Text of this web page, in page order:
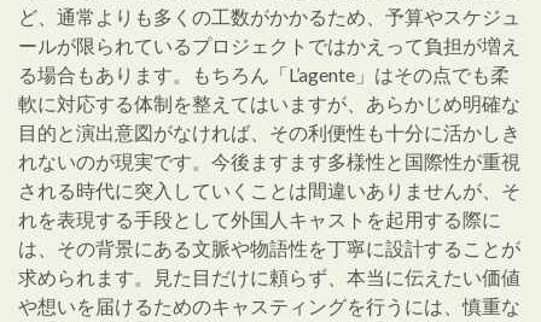
ど、通常よりも多くの工数がかかるため、予算やスケジュ
ールが限られているプロジェクトではかえって負担が増え
る場合もあります。もちろん「L’agente」はその点でも柔
軟に対応する体制を整えてはいますが、あらかじめ明確な
目的と演出意図がなければ、その利便性も十分に活かしき
れないのが現実です。今後ますます多様性と国際性が重視
される時代に突入していくことは間違いありませんが、そ
れを表現する手段として外国人キャストを起用する際に
は、その背景にある文脈や物語性を丁寧に設計することが
求められます。見た目だけに頼らず、本当に伝えたい価値
や想いを届けるためのキャスティングを行うには、慎重な